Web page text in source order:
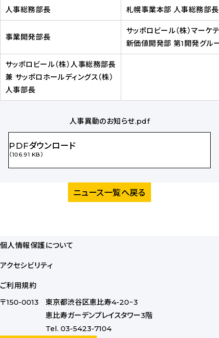
人事総務部長 札幌事業本部 人事総務部長
事業開発部長
サッポロビール（株）マーケ
新価値開発部 第1開発グル
サッポロビール（株）人事総務部長
兼 サッポロホールディングス（株）
人事部長
人事異動のお知らせ.pdf
PDFダウンロード
（106.91 KB）
ニュース一覧へ戻る
個人情報保護について
アクセシビリティ
ご利用規約
〒150-0013
東京都渋谷区恵比寿4-20−3
恵比寿ガーデンプレイスタワー3階
Tel. 03-5423-7104